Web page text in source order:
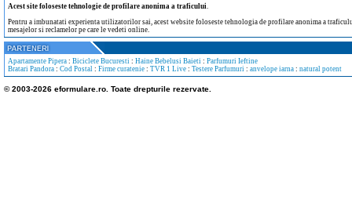
Acest site foloseste tehnologie de profilare anonima a traficului.
Pentru a imbunatati experienta utilizatorilor sai, acest website foloseste tehnologia de profilare anonima a
mesajelor si reclamelor pe care le vedeti online.
Apartamente Pipera : Biciclete Bucuresti : Haine Bebelusi Baieti : Parfumuri Ieftine
Bratari Pandora : Cod Postal : Firme curatenie : TVR 1 Live : Testere Parfumuri : anvelope iarna : natural potent
© 2003-2026 eformulare.ro. Toate drepturile rezervate.